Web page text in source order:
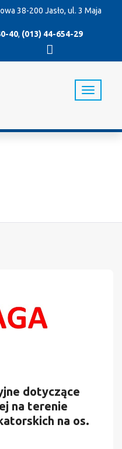
38-200 Jasło, ul. 3 Maja
40, (013) 44-654-29
T
o
dotyczące
na terenie
na os.